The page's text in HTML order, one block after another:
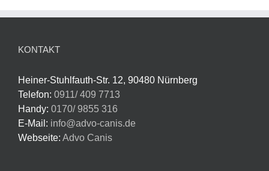
KONTAKT
Heiner-Stuhlfauth-Str. 12, 90480 Nürnberg
Telefon: 0911/ 409 7713
Handy: 0170/ 9855 316
E-Mail: info@advo-canis.de
Webseite: Advo Canis